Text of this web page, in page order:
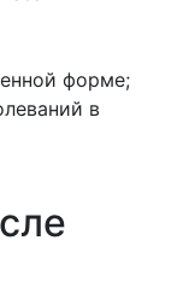
форме;
в